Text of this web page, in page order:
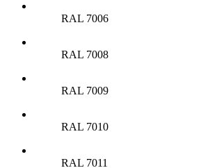
RAL 7006
RAL 7008
RAL 7009
RAL 7010
RAL 7011